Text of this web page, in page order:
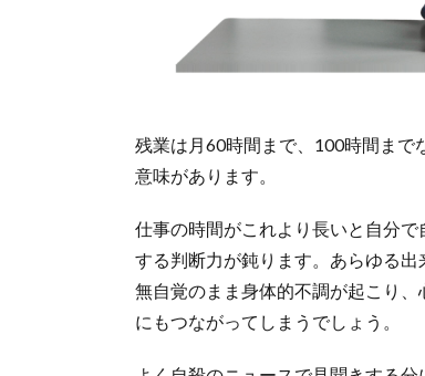
残業は月60時間まで、100時間まで
意味があります。
仕事の時間がこれより長いと自分
する判断力が鈍ります。あらゆる出
無自覚のまま身体的不調が起こり
にもつながってしまうでしょう。